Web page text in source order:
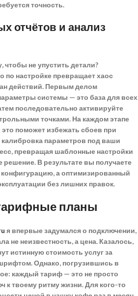
точность.
отчётов и анализ
чтобы не упустить детали?
по настройке превращает хаос
действий. Первым делом
системы — это база для всех
последовательно активируйте
точками. На каждом этапе
поможет избежать сбоев при
параметров под ваши
превращая шаблонные настройки
решение. В результате вы получаете
а оптимизированный
без лишних правок.
планы
я впервые задумался о подключении,
не неизвестность, а цена. Казалось,
истиннуюстоимость услугза
Однако, погрузившись в
каждый тариф — это не просто
к твоему ритму жизни. Для кого-то